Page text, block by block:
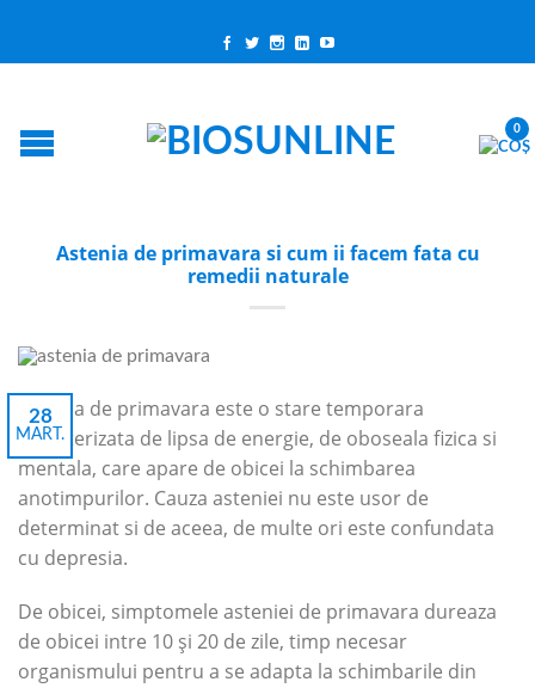
0
Astenia de primavara si cum ii facem fata cu
remedii naturale
28
MART.
Astenia de primavara este o stare temporara
caracterizata de lipsa de energie, de oboseala fizica si
mentala, care apare de obicei la schimbarea
anotimpurilor. Cauza asteniei nu este usor de
determinat si de aceea, de multe ori este confundata
cu depresia.
De obicei, simptomele asteniei de primavara dureaza
de obicei intre 10 și 20 de zile, timp necesar
organismului pentru a se adapta la schimbarile din